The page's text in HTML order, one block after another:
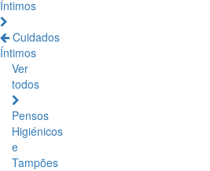
Íntimos
Cuidados
Íntimos
Ver
todos
Pensos
Higiénicos
e
Tampões